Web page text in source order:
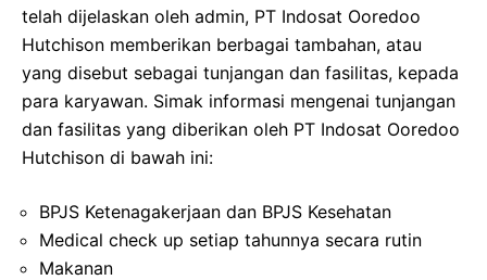
telah dijelaskan oleh admin, PT Indosat Ooredoo
Hutchison memberikan berbagai tambahan, atau
yang disebut sebagai tunjangan dan fasilitas, kepada
para karyawan. Simak informasi mengenai tunjangan
dan fasilitas yang diberikan oleh PT Indosat Ooredoo
Hutchison di bawah ini:
BPJS Ketenagakerjaan dan BPJS Kesehatan
Medical check up setiap tahunnya secara rutin
Makanan